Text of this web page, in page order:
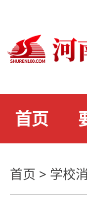
首页
首页 > 学校